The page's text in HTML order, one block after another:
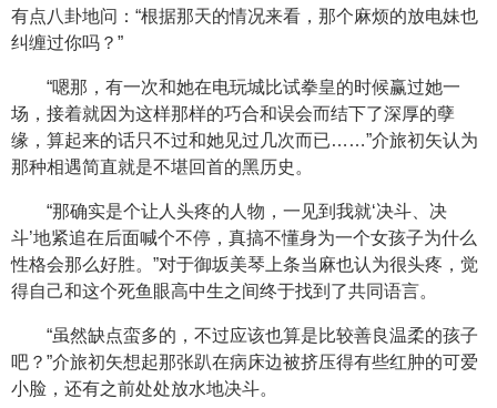
有点八卦地问：“根据那天的情况来看，那个麻烦的放电妹也
纠缠过你吗？”
“嗯那，有一次和她在电玩城比试拳皇的时候赢过她一
场，接着就因为这样那样的巧合和误会而结下了深厚的孽
缘，算起来的话只不过和她见过几次而已……”介旅初矢认为
那种相遇简直就是不堪回首的黑历史。
“那确实是个让人头疼的人物，一见到我就‘决斗、决
斗’地紧追在后面喊个不停，真搞不懂身为一个女孩子为什么
性格会那么好胜。”对于御坂美琴上条当麻也认为很头疼，觉
得自己和这个死鱼眼高中生之间终于找到了共同语言。
“虽然缺点蛮多的，不过应该也算是比较善良温柔的孩子
吧？”介旅初矢想起那张趴在病床边被挤压得有些红肿的可爱
小脸，还有之前处处放水地决斗。